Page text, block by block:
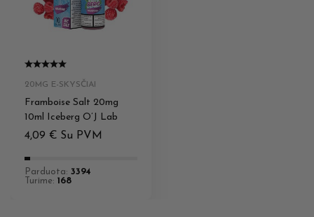
20MG E-SKYSČIAI
Framboise Salt 20mg
10ml Iceberg O’J Lab
4,09 € Su PVM
Parduota: 3394
Turime: 168